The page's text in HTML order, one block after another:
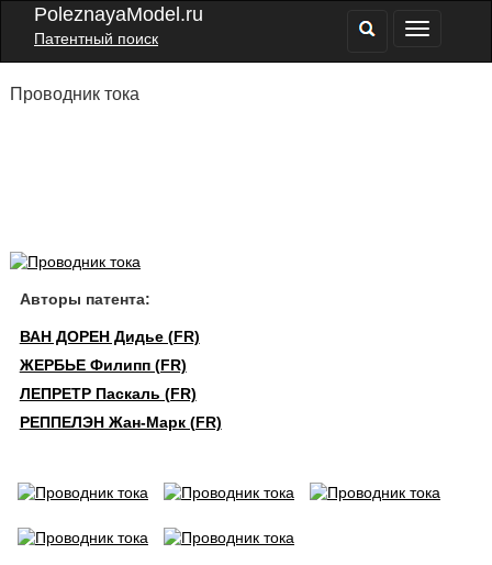
PoleznayaModel.ru
Патентный поиск
Проводник тока
Авторы патента:
ВАН ДОРЕН Дидье (FR)
ЖЕРБЬЕ Филипп (FR)
ЛЕПРЕТР Паскаль (FR)
РЕППЕЛЭН Жан-Марк (FR)